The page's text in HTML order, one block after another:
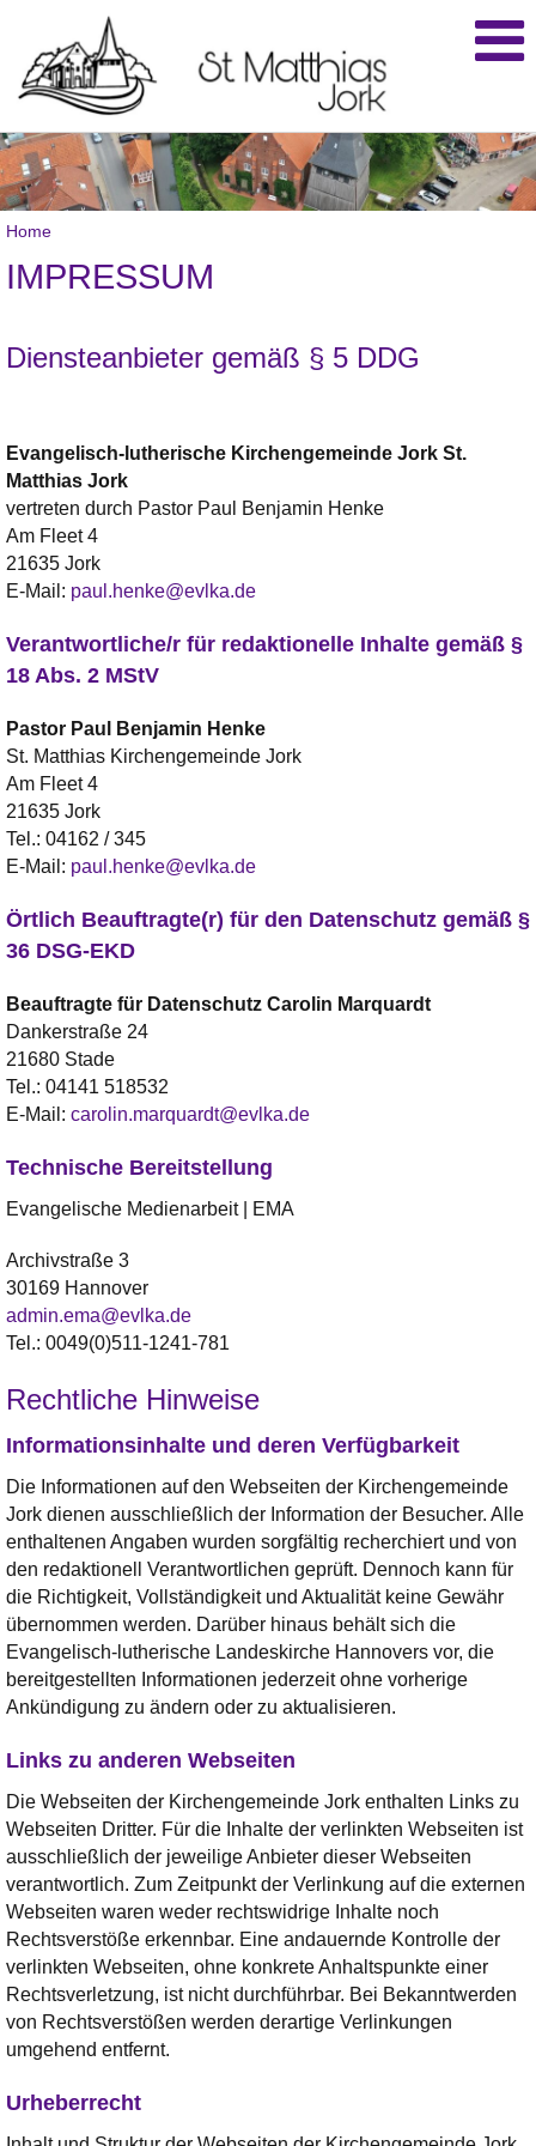
Home
IMPRESSUM
Diensteanbieter gemäß § 5 DDG
Evangelisch-lutherische Kirchengemeinde Jork St.
Matthias Jork
vertreten durch Pastor Paul Benjamin Henke
Am Fleet 4
21635 Jork
E-Mail: paul.henke@evlka.de
Verantwortliche/r für redaktionelle Inhalte gemäß §
18 Abs. 2 MStV
Pastor Paul Benjamin Henke
St. Matthias Kirchengemeinde Jork
Am Fleet 4
21635 Jork
Tel.: 04162 / 345
E-Mail: paul.henke@evlka.de
Örtlich Beauftragte(r) für den Datenschutz gemäß §
36 DSG-EKD
Beauftragte für Datenschutz Carolin Marquardt
Dankerstraße 24
21680 Stade
Tel.: 04141 518532
E-Mail: carolin.marquardt@evlka.de
Technische Bereitstellung
Evangelische Medienarbeit | EMA
Archivstraße 3
30169 Hannover
admin.ema@evlka.de
Tel.: 0049(0)511-1241-781
Rechtliche Hinweise
Informationsinhalte und deren Verfügbarkeit
Die Informationen auf den Webseiten der Kirchengemeinde
Jork dienen ausschließlich der Information der Besucher. Alle
enthaltenen Angaben wurden sorgfältig recherchiert und von
den redaktionell Verantwortlichen geprüft. Dennoch kann für
die Richtigkeit, Vollständigkeit und Aktualität keine Gewähr
übernommen werden. Darüber hinaus behält sich die
Evangelisch-lutherische Landeskirche Hannovers vor, die
bereitgestellten Informationen jederzeit ohne vorherige
Ankündigung zu ändern oder zu aktualisieren.
Links zu anderen Webseiten
Die Webseiten der Kirchengemeinde Jork enthalten Links zu
Webseiten Dritter. Für die Inhalte der verlinkten Webseiten ist
ausschließlich der jeweilige Anbieter dieser Webseiten
verantwortlich. Zum Zeitpunkt der Verlinkung auf die externen
Webseiten waren weder rechtswidrige Inhalte noch
Rechtsverstöße erkennbar. Eine andauernde Kontrolle der
verlinkten Webseiten, ohne konkrete Anhaltspunkte einer
Rechtsverletzung, ist nicht durchführbar. Bei Bekanntwerden
von Rechtsverstößen werden derartige Verlinkungen
umgehend entfernt.
Urheberrecht